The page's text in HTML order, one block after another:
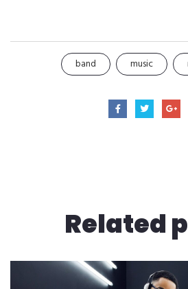
band music
Related